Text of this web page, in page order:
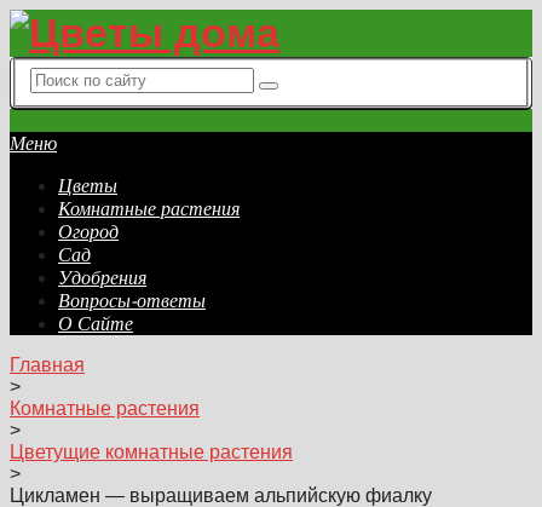
Меню
Цветы
Комнатные растения
Огород
Сад
Удобрения
Вопросы-ответы
О Сайте
Главная
>
Комнатные растения
>
Цветущие комнатные растения
>
Цикламен — выращиваем альпийскую фиалку